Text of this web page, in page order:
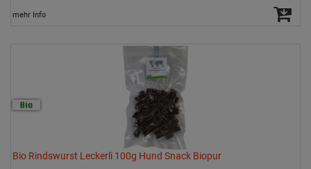
mehr Info
Bio Rindswurst Leckerli 100g Hund Snack Biopur